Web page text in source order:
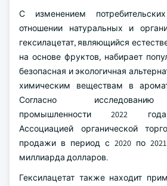
С изменением
отношении натуральных и
гексилацетат, являющийся
на основе фруктов, набирает
безопасная и экологичная
химическим веществам в
Согласно исследованию
промышленности 2022
Ассоциацией органической
продажи в период с 2020 по
миллиарда долларов.
Гексилацетат также находит